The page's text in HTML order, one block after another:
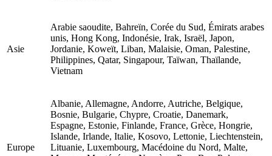
Asie
Arabie saoudite, Bahreïn, Corée du Sud, Émirats arabes
unis, Hong Kong, Indonésie, Irak, Israël, Japon,
Jordanie, Koweït, Liban, Malaisie, Oman, Palestine,
Philippines, Qatar, Singapour, Taïwan, Thaïlande,
Vietnam
Europe
Albanie, Allemagne, Andorre, Autriche, Belgique,
Bosnie, Bulgarie, Chypre, Croatie, Danemark,
Espagne, Estonie, Finlande, France, Grèce, Hongrie,
Islande, Irlande, Italie, Kosovo, Lettonie, Liechtenstein,
Lituanie, Luxembourg, Macédoine du Nord, Malte,